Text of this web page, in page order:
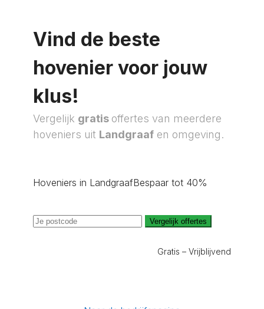
Vind de beste
hovenier voor jouw
klus!
Vergelijk gratis offertes van meerdere
hoveniers uit Landgraaf en omgeving.
Hoveniers in LandgraafBespaar tot 40%
Vergelijk offertes
Gratis – Vrijblijvend